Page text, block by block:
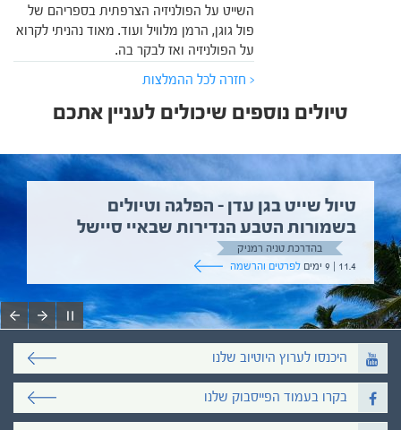
השייט על הפולניזיה הצרפתית בספריהם של
פול גוגן, הרמן מלוויל ועוד. מאוד נהניתי לקרוא
על הפולניזיה ואז לבקר בה.
< חזרה לכל ההמלצות
טיולים נוספים שיכולים לעניין אתכם
טיול שייט בגן עדן – הפלגה וטיולים
בשמורות הטבע הנדירות שבאיי סיישל
בהדרכת טניה רמניק
11.4 | 9 ימים
לפרטים והרשמה
היכנסו לערוץ היוטיוב שלנו
בקרו בעמוד הפייסבוק שלנו